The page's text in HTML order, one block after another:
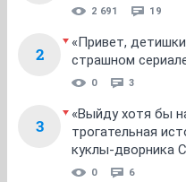
2 691 19
2
«Привет,
страшном
0 3
3
«Выйду хотя бы
трогательная
куклы-дворника
0 6